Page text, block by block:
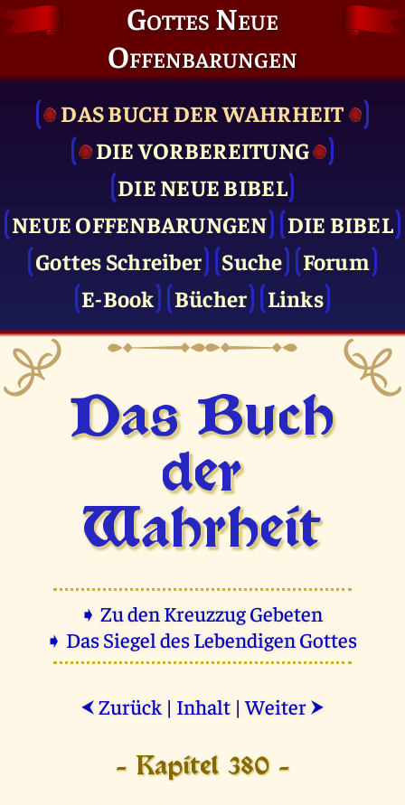
Gottes Neue
Offenbarungen
DAS BUCH DER WAHRHEIT
DIE VOR­BEREITUNG
DIE NEUE BIBEL
NEUE OFFENBARUNGEN
DIE BIBEL
Gottes Schreiber
Suche
Forum
E-Book
Bücher Links
Das Buch
der
Wahrheit
➧ Zu den Kreuzzug Gebeten
➧ Das Siegel des Lebendigen Gottes
⮜ Zurück | Inhalt |Weiter ⮞
- Kapitel 380 -